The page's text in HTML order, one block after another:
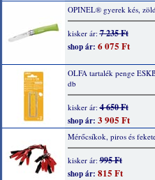
OPINEL® gyerek kés,
kisker ár:7 235 Ft
shop ár: 6 075 Ft
OLFA tartalék penge
db
kisker ár:4 650 Ft
shop ár: 3 905 Ft
Mérőcsíkok, piros és
kisker ár:995 Ft
shop ár: 815 Ft